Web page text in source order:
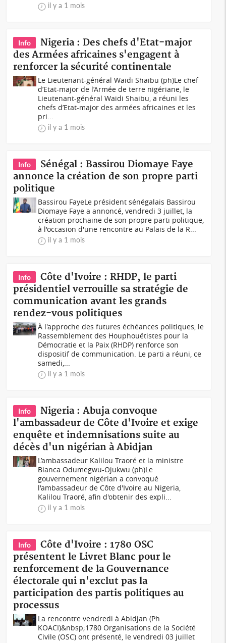
il y a 1 mois
Info
Nigeria : Des chefs d'Etat-major
des Armées africaines s'engagent à
renforcer la sécurité continentale
Le Lieutenant-général Waidi Shaibu (ph)Le chef
d’Etat-major de l’Armée de terre nigériane, le
Lieutenant-général Waidi Shaibu, a réuni les
chefs d’Etat-major des armées africaines et les
pri...
il y a 1 mois
Info
Sénégal : Bassirou Diomaye Faye
annonce la création de son propre parti
politique
Bassirou FayeLe président sénégalais Bassirou
Diomaye Faye a annoncé, vendredi 3 juillet, la
création prochaine de son propre parti politique,
à l'occasion d'une rencontre au Palais de la R...
il y a 1 mois
Info
Côte d'Ivoire : RHDP, le parti
présidentiel verrouille sa stratégie de
communication avant les grands
rendez-vous politiques
À l'approche des futures échéances politiques, le
Rassemblement des Houphouëtistes pour la
Démocratie et la Paix (RHDP) renforce son
dispositif de communication. Le parti a réuni, ce
samedi,...
il y a 1 mois
Info
Nigeria : Abuja convoque
l'ambassadeur de Côte d'Ivoire et exige
enquête et indemnisations suite au
décès d'un nigérian à Abidjan
L’ambassadeur Kalilou Traoré et la ministre
Bianca Odumegwu-Ojukwu (ph)Le
gouvernement nigérian a convoqué
l'ambassadeur de Côte d'Ivoire au Nigeria,
Kalilou Traoré, afin d'obtenir des expli...
il y a 1 mois
Info
Côte d'Ivoire : 1780 OSC
présentent le Livret Blanc pour le
renforcement de la Gouvernance
électorale qui n'exclut pas la
participation des partis politiques au
processus
La rencontre vendredi à Abidjan (Ph
KOACI)&nbsp;1780 Organisations de la Société
Civile (OSC) ont présenté, le vendredi 03 juillet